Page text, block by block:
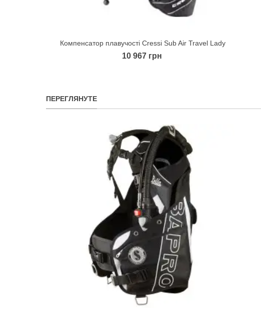
Quick view
Компенсатор плавучості Cressi Sub Air Travel Lady
10 967 грн
ПЕРЕГЛЯНУТЕ